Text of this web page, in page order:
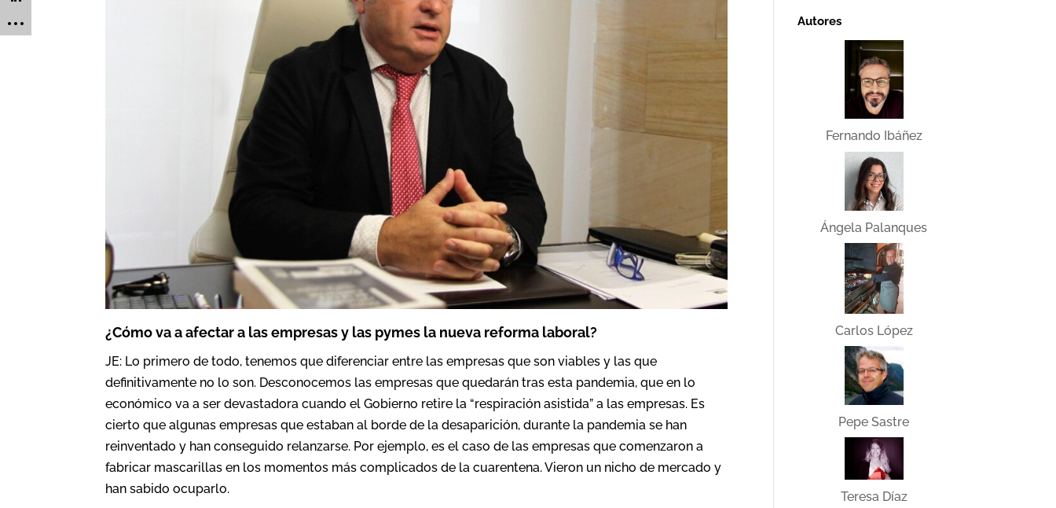
¿Cómo va a afectar a las empresas y las pymes la nueva reforma laboral?
JE: Lo primero de todo, tenemos que diferenciar entre las empresas que son viables y las que
definitivamente no lo son. Desconocemos las empresas que quedarán tras esta pandemia, que en lo
económico va a ser devastadora cuando el Gobierno retire la “respiración asistida” a las empresas. Es
cierto que algunas empresas que estaban al borde de la desaparición, durante la pandemia se han
reinventado y han conseguido relanzarse. Por ejemplo, es el caso de las empresas que comenzaron a
fabricar mascarillas en los momentos más complicados de la cuarentena. Vieron un nicho de mercado y
han sabido ocuparlo.
Autores
Fernando Ibáñez
Ángela Palanques
Carlos López
Pepe Sastre
Teresa Díaz